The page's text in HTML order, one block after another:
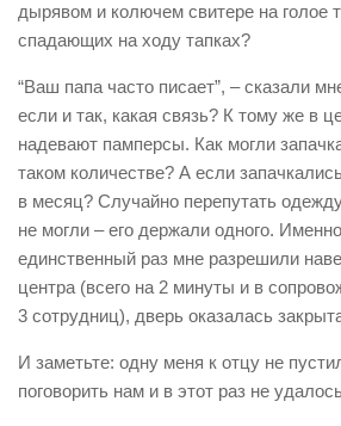
дырявом и колючем свитере на голое
спадающих на ходу тапках?
“Ваш папа часто писает”, – сказали
если и так, какая связь? К тому же в
надевают памперсы. Как могли
таком количестве? А если
в месяц? Случайно перепутать
не могли – его держали одного.
единственный раз мне разрешили
центра (всего на 2 минуты и в
3 сотрудниц), дверь оказалась
И заметьте: одну меня к отцу не
поговорить нам и в этот раз не